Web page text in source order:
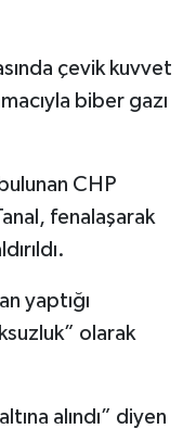
çevik kuvvet
biber gazı
CHP
fenalaşarak
yaptığı
olarak
alındı” diyen